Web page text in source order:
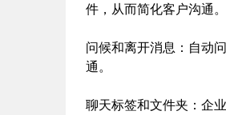
件，从而简化客户沟通。
问候和离开消息：自动
通。
聊天标签和文件夹：企